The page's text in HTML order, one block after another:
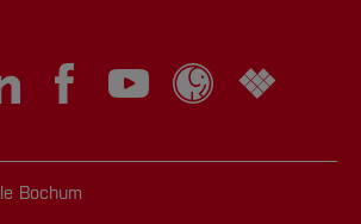
Bochum